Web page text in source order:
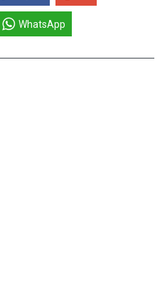
WhatsApp